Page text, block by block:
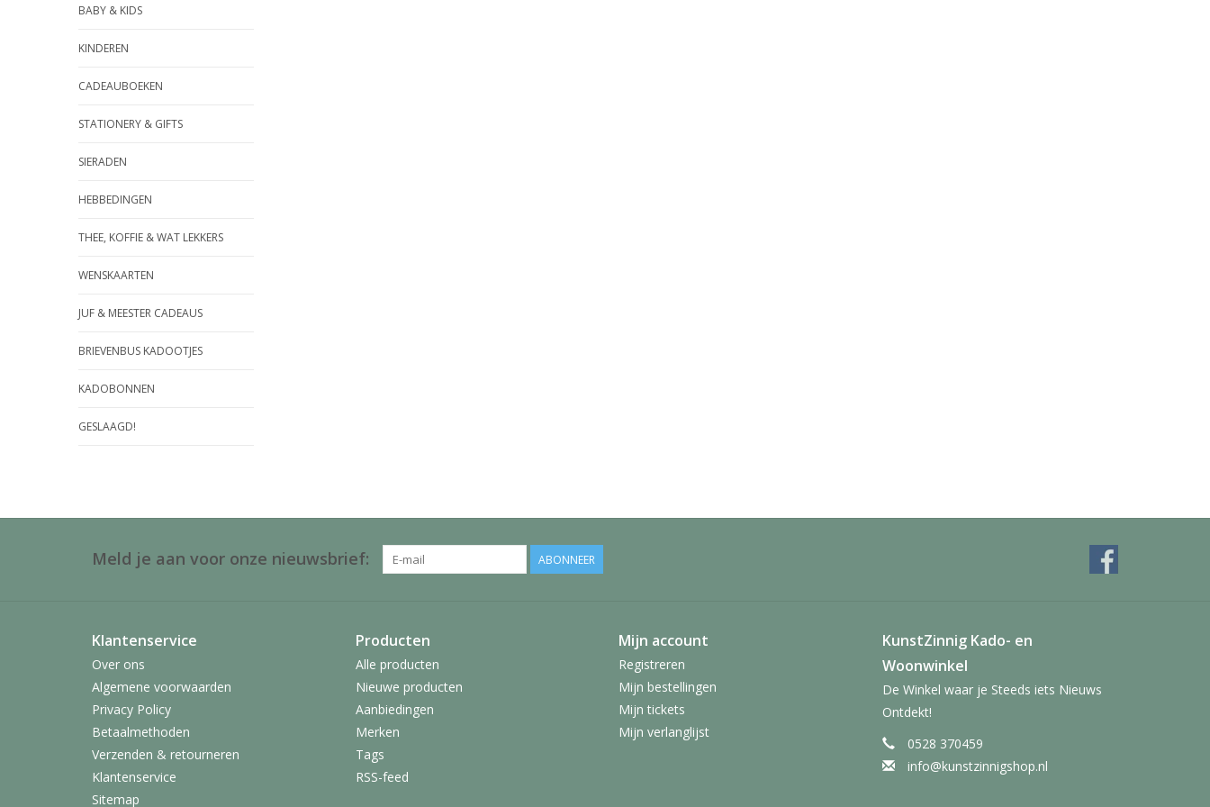
BABY & KIDS
KINDEREN
CADEAUBOEKEN
STATIONERY & GIFTS
SIERADEN
HEBBEDINGEN
THEE, KOFFIE & WAT LEKKERS
WENSKAARTEN
JUF & MEESTER CADEAUS
BRIEVENBUS KADOOTJES
KADOBONNEN
GESLAAGD!
Meld je aan voor onze nieuwsbrief: ABONNEER
Klantenservice
Over ons
Algemene voorwaarden
Privacy Policy
Betaalmethoden
Verzenden & retourneren
Klantenservice
Sitemap
Producten
Alle producten
Nieuwe producten
Aanbiedingen
Merken
Tags
RSS-feed
Mijn account
Registreren
Mijn bestellingen
Mijn tickets
Mijn verlanglijst
KunstZinnig Kado- en
Woonwinkel
De Winkel waar je Steeds iets Nieuws
Ontdekt!
0528 370459
info@kunstzinnigshop.nl